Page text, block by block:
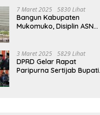
7 Maret 2025 5830 Lihat
Bangun Kabupaten
Mukomuko, Disiplin ASN
3 Maret 2025 5829 Lihat
DPRD Gelar Rapat
Paripurna Sertijab Bupati